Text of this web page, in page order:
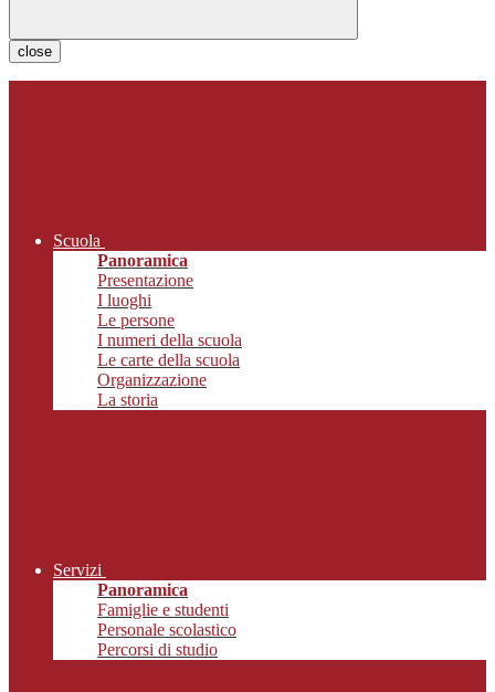
close
Scuola
Panoramica
Presentazione
I luoghi
Le persone
I numeri della scuola
Le carte della scuola
Organizzazione
La storia
Servizi
Panoramica
Famiglie e studenti
Personale scolastico
Percorsi di studio